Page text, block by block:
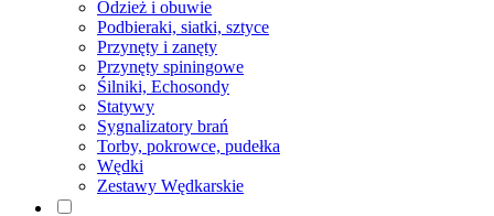
Odzież i obuwie
Podbieraki, siatki, sztyce
Przynęty i zanęty
Przynęty spiningowe
Śilniki, Echosondy
Statywy
Sygnalizatory brań
Torby, pokrowce, pudełka
Wędki
Zestawy Wędkarskie